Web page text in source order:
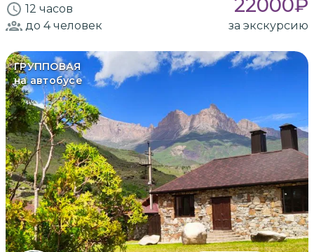
12 часов 22000₽
до 4человек за экскурсию
ГРУППОВАЯ
на автобусе